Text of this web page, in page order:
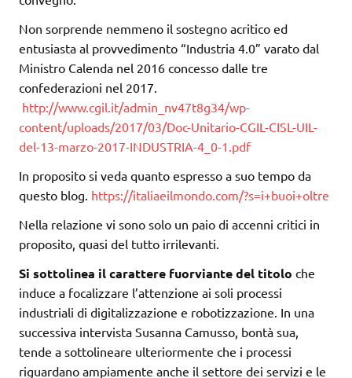
Non sorprende nemmeno il sostegno acritico ed
entusiasta al provvedimento “Industria 4.0” varato dal
Ministro Calenda nel 2016 concesso dalle tre
confederazioni nel 2017.
http://www.cgil.it/admin_nv47t8g34/wp-
content/uploads/2017/03/Doc-Unitario-CGIL-CISL-UIL-
del-13-marzo-2017-INDUSTRIA-4_0-1.pdf
In proposito si veda quanto espresso a suo tempo da
questo blog. https://italiaeilmondo.com/?s=i+buoi+oltre
Nella relazione vi sono solo un paio di accenni critici in
proposito, quasi del tutto irrilevanti.
Si sottolinea il carattere fuorviante del titolo che
induce a focalizzare l’attenzione ai soli processi
industriali di digitalizzazione e robotizzazione. In una
successiva intervista Susanna Camusso, bontà sua,
tende a sottolineare ulteriormente che i processi
riguardano ampiamente anche il settore dei servizi e le